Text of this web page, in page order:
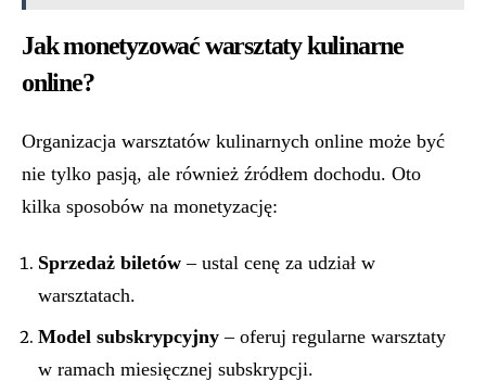
Jak monetyzować warsztaty kulinarne
online?
Organizacja warsztatów kulinarnych online może być
nie tylko pasją, ale również źródłem dochodu. Oto
kilka sposobów na monetyzację:
Sprzedaż biletów – ustal cenę za udział w
warsztatach.
Model subskrypcyjny – oferuj regularne warsztaty
w ramach miesięcznej subskrypcji.